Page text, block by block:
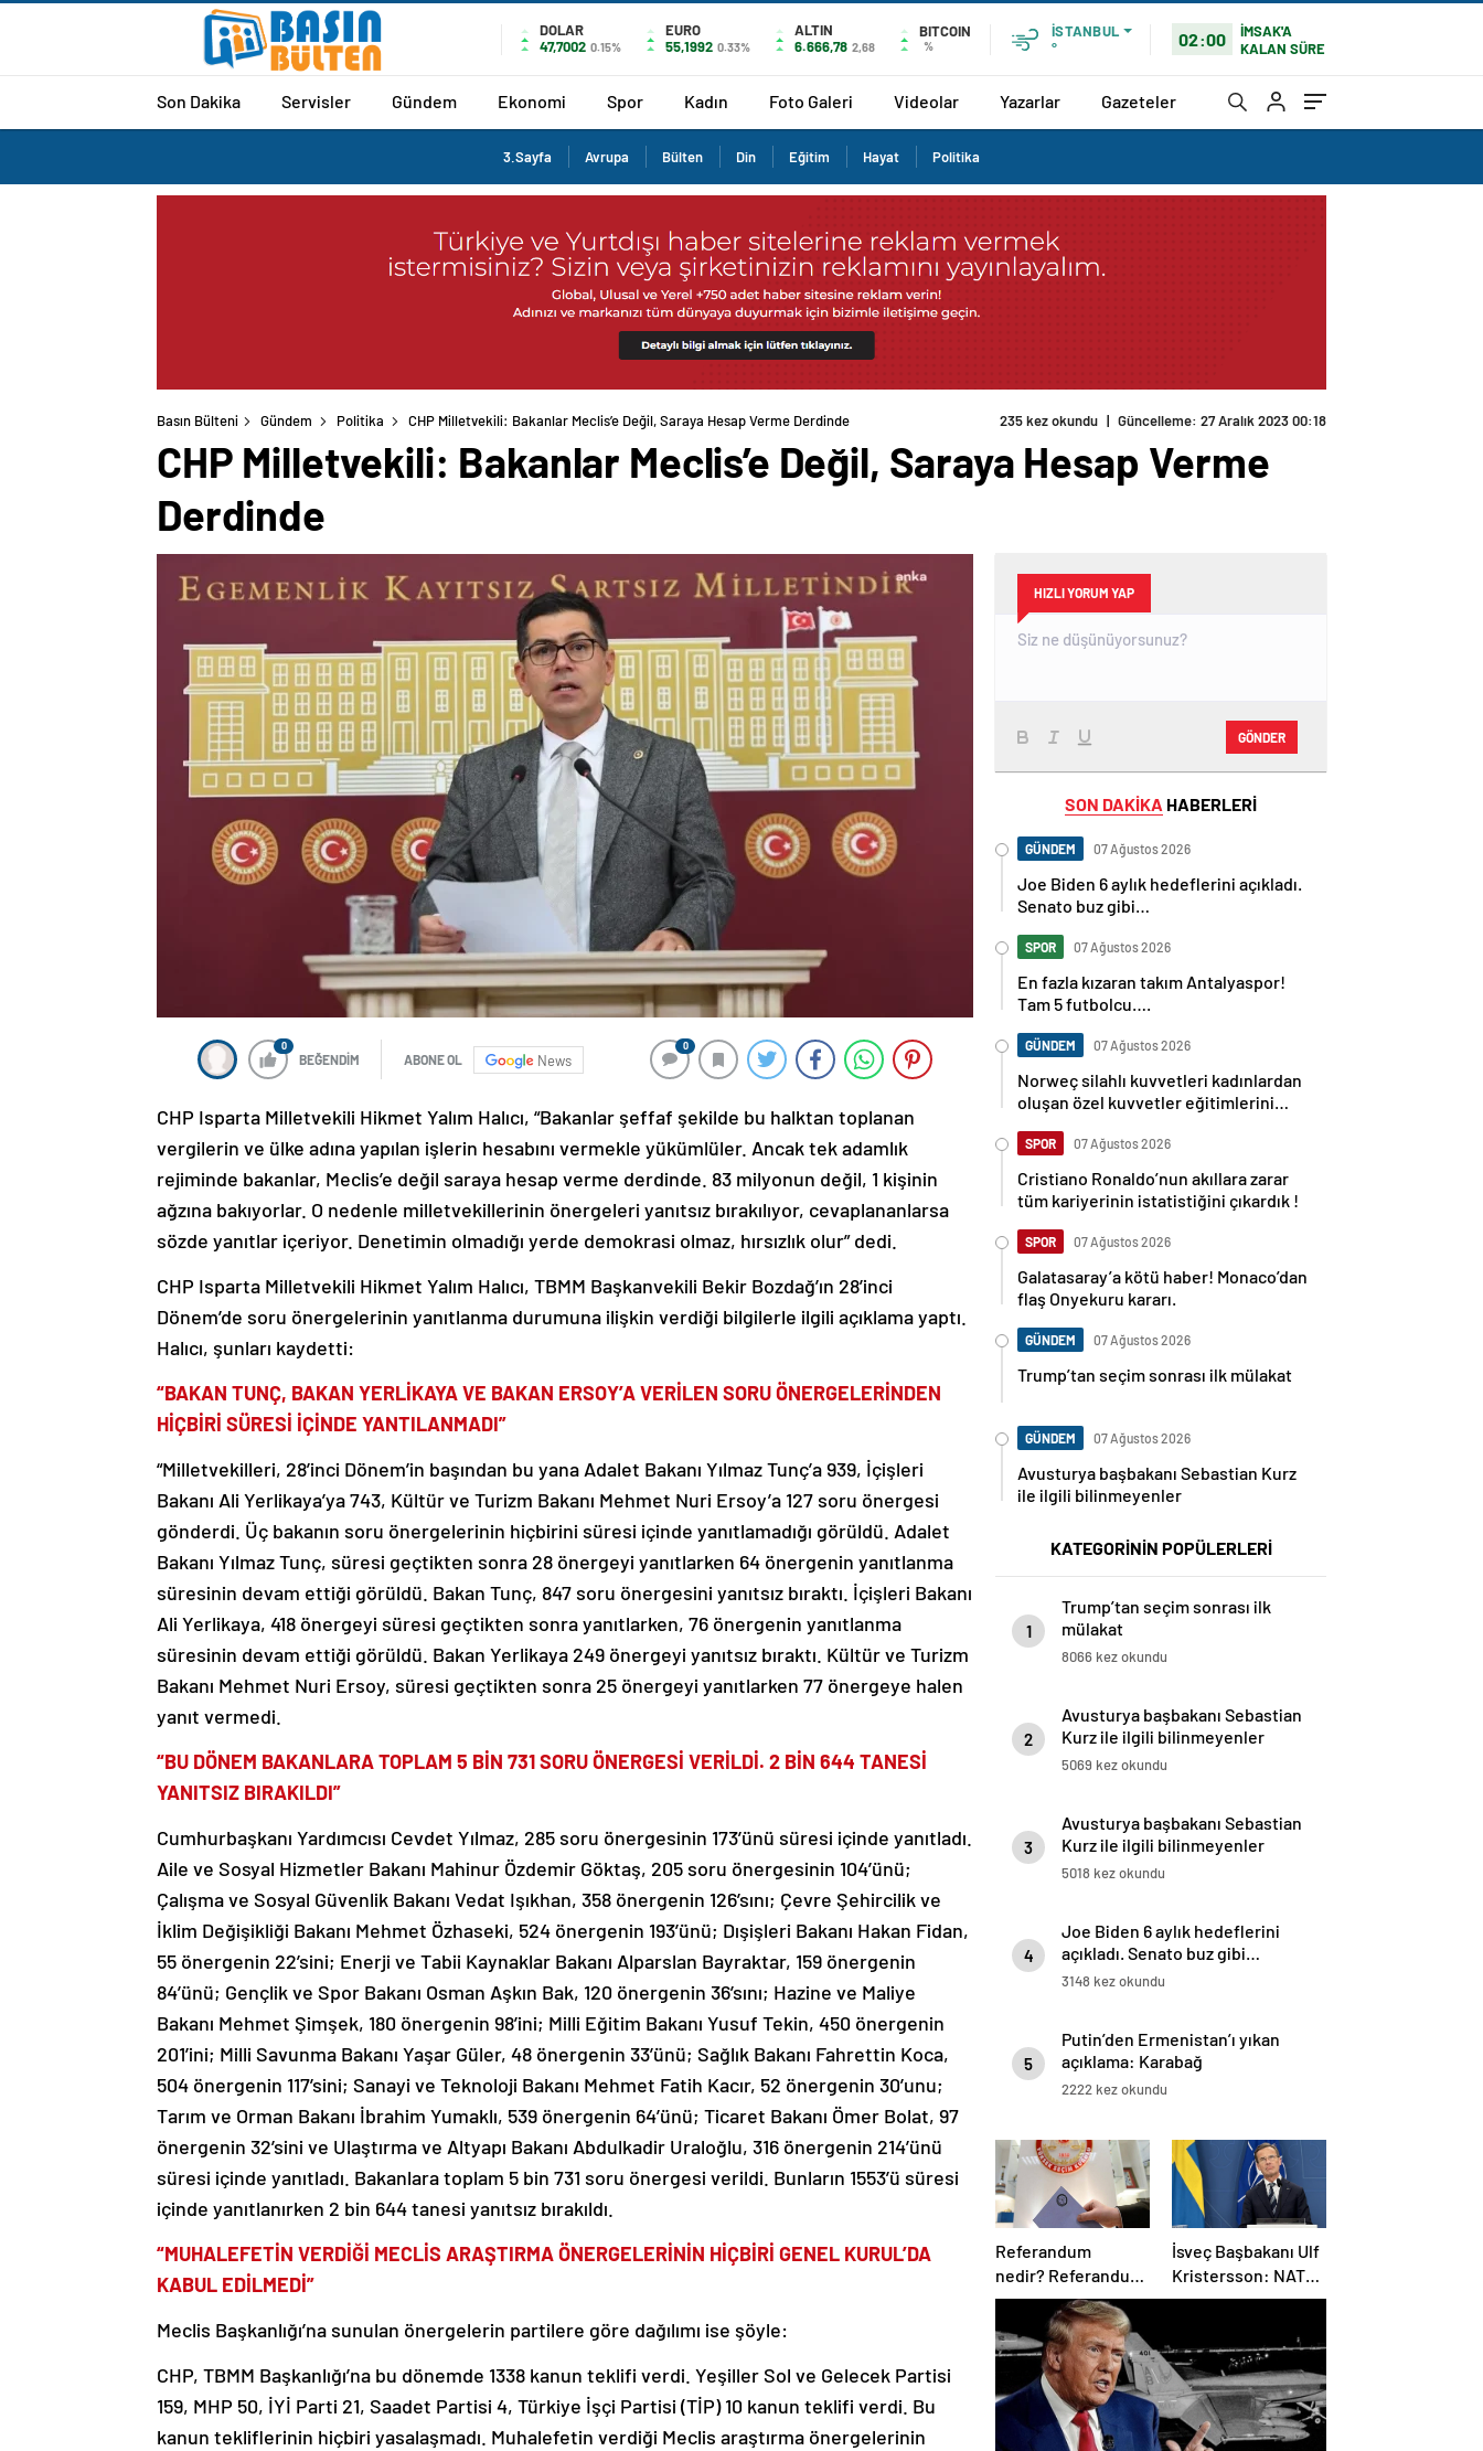
DOLAR
47,7002 0.15%
EURO
55,1992 0.33%
ALTIN
6.666,78 2,68
BITCOIN
%
İSTANBUL
°
02:00
İMSAK'A
KALAN SÜRE
Son Dakika Servisler Gündem Ekonomi Spor Kadın Foto Galeri Videolar Yazarlar Gazeteler
3.Sayfa Avrupa Bülten Din Eğitim Hayat Politika
Basın Bülteni Gündem Politika CHP Milletvekili: Bakanlar Meclis’e Değil, Saraya Hesap Verme Derdinde 235 kez okundu | Güncelleme: 27 Aralık 2023 00:18
CHP Milletvekili: Bakanlar Meclis’e Değil, Saraya Hesap Verme
Derdinde
0
BEĞENDİM ABONE OL News
0
CHP Isparta Milletvekili Hikmet Yalım Halıcı, “Bakanlar şeffaf şekilde bu halktan toplanan
vergilerin ve ülke adına yapılan işlerin hesabını vermekle yükümlüler. Ancak tek adamlık
rejiminde bakanlar, Meclis’e değil saraya hesap verme derdinde. 83 milyonun değil, 1 kişinin
ağzına bakıyorlar. O nedenle milletvekillerinin önergeleri yanıtsız bırakılıyor, cevaplananlarsa
sözde yanıtlar içeriyor. Denetimin olmadığı yerde demokrasi olmaz, hırsızlık olur” dedi.
CHP Isparta Milletvekili Hikmet Yalım Halıcı, TBMM Başkanvekili Bekir Bozdağ’ın 28’inci
Dönem’de soru önergelerinin yanıtlanma durumuna ilişkin verdiği bilgilerle ilgili açıklama yaptı.
Halıcı, şunları kaydetti:
“BAKAN TUNÇ, BAKAN YERLİKAYA VE BAKAN ERSOY’A VERİLEN SORU ÖNERGELERİNDEN
HİÇBİRİ SÜRESİ İÇİNDE YANTILANMADI”
“Milletvekilleri, 28’inci Dönem’in başından bu yana Adalet Bakanı Yılmaz Tunç’a 939, İçişleri
Bakanı Ali Yerlikaya’ya 743, Kültür ve Turizm Bakanı Mehmet Nuri Ersoy’a 127 soru önergesi
gönderdi. Üç bakanın soru önergelerinin hiçbirini süresi içinde yanıtlamadığı görüldü. Adalet
Bakanı Yılmaz Tunç, süresi geçtikten sonra 28 önergeyi yanıtlarken 64 önergenin yanıtlanma
süresinin devam ettiği görüldü. Bakan Tunç, 847 soru önergesini yanıtsız bıraktı. İçişleri Bakanı
Ali Yerlikaya, 418 önergeyi süresi geçtikten sonra yanıtlarken, 76 önergenin yanıtlanma
süresinin devam ettiği görüldü. Bakan Yerlikaya 249 önergeyi yanıtsız bıraktı. Kültür ve Turizm
Bakanı Mehmet Nuri Ersoy, süresi geçtikten sonra 25 önergeyi yanıtlarken 77 önergeye halen
yanıt vermedi.
“BU DÖNEM BAKANLARA TOPLAM 5 BİN 731 SORU ÖNERGESİ VERİLDİ. 2 BİN 644 TANESİ
YANITSIZ BIRAKILDI”
Cumhurbaşkanı Yardımcısı Cevdet Yılmaz, 285 soru önergesinin 173’ünü süresi içinde yanıtladı.
Aile ve Sosyal Hizmetler Bakanı Mahinur Özdemir Göktaş, 205 soru önergesinin 104’ünü;
Çalışma ve Sosyal Güvenlik Bakanı Vedat Işıkhan, 358 önergenin 126’sını; Çevre Şehircilik ve
İklim Değişikliği Bakanı Mehmet Özhaseki, 524 önergenin 193’ünü; Dışişleri Bakanı Hakan Fidan,
55 önergenin 22’sini; Enerji ve Tabii Kaynaklar Bakanı Alparslan Bayraktar, 159 önergenin
84’ünü; Gençlik ve Spor Bakanı Osman Aşkın Bak, 120 önergenin 36’sını; Hazine ve Maliye
Bakanı Mehmet Şimşek, 180 önergenin 98’ini; Milli Eğitim Bakanı Yusuf Tekin, 450 önergenin
201’ini; Milli Savunma Bakanı Yaşar Güler, 48 önergenin 33’ünü; Sağlık Bakanı Fahrettin Koca,
504 önergenin 117’sini; Sanayi ve Teknoloji Bakanı Mehmet Fatih Kacır, 52 önergenin 30’unu;
Tarım ve Orman Bakanı İbrahim Yumaklı, 539 önergenin 64’ünü; Ticaret Bakanı Ömer Bolat, 97
önergenin 32’sini ve Ulaştırma ve Altyapı Bakanı Abdulkadir Uraloğlu, 316 önergenin 214’ünü
süresi içinde yanıtladı. Bakanlara toplam 5 bin 731 soru önergesi verildi. Bunların 1553’ü süresi
içinde yanıtlanırken 2 bin 644 tanesi yanıtsız bırakıldı.
“MUHALEFETİN VERDİĞİ MECLİS ARAŞTIRMA ÖNERGELERİNİN HİÇBİRİ GENEL KURUL’DA
KABUL EDİLMEDİ”
Meclis Başkanlığı’na sunulan önergelerin partilere göre dağılımı ise şöyle:
CHP, TBMM Başkanlığı’na bu dönemde 1338 kanun teklifi verdi. Yeşiller Sol ve Gelecek Partisi
159, MHP 50, İYİ Parti 21, Saadet Partisi 4, Türkiye İşçi Partisi (TİP) 10 kanun teklifi verdi. Bu
kanun tekliflerinin hiçbiri yasalaşmadı. Muhalefetin verdiği Meclis araştırma önergelerinin
HIZLI YORUM YAP
GÖNDER
SON DAKİKA HABERLERİ
GÜNDEM 07 Ağustos 2026
Joe Biden 6 aylık hedeflerini açıkladı.
Senato buz gibi…
SPOR 07 Ağustos 2026
En fazla kızaran takım Antalyaspor!
Tam 5 futbolcu….
GÜNDEM 07 Ağustos 2026
Norweç silahlı kuvvetleri kadınlardan
oluşan özel kuvvetler eğitimlerini
SPOR 07 Ağustos 2026
Cristiano Ronaldo’nun akıllara zarar
tüm kariyerinin istatistiğini çıkardık !
SPOR 07 Ağustos 2026
Galatasaray’a kötü haber! Monaco’dan
flaş Onyekuru kararı.
GÜNDEM 07 Ağustos 2026
Trump’tan seçim sonrası ilk mülakat
GÜNDEM 07 Ağustos 2026
Avusturya başbakanı Sebastian Kurz
ile ilgili bilinmeyenler
KATEGORİNİN POPÜLERLERİ
1
Trump’tan seçim sonrası ilk
mülakat
8066 kez okundu
2
Avusturya başbakanı Sebastian
Kurz ile ilgili bilinmeyenler
5069 kez okundu
3
Avusturya başbakanı Sebastian
Kurz ile ilgili bilinmeyenler
5018 kez okundu
4
Joe Biden 6 aylık hedeflerini
açıkladı. Senato buz gibi…
3148 kez okundu
5
Putin’den Ermenistan’ı yıkan
açıklama: Karabağ
Azerbaycan’ın ayrılmaz bir
2222 kez okundu
Referandum
nedir? Referandumun
yapılma nedenleri
İsveç Başbakanı Ulf
Kristersson: NATO
ülkeleri savunma
artıracak